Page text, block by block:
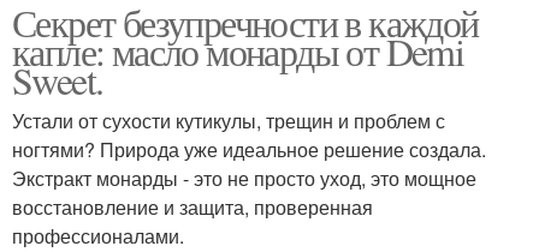
Секрет безупречности в каждой
капле: масло монарды от Demi
Sweet.
Устали от сухости кутикулы, трещин и проблем с
ногтями? Природа уже идеальное решение создала.
Экстракт монарды - это не просто уход, это мощное
восстановление и защита, проверенная
профессионалами.